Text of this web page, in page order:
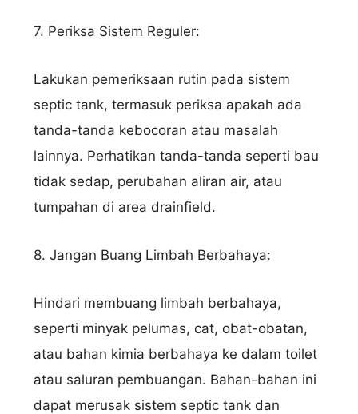
7. Periksa Sistem Reguler:
Lakukan pemeriksaan rutin pada sistem
septic tank, termasuk periksa apakah ada
tanda-tanda kebocoran atau masalah
lainnya. Perhatikan tanda-tanda seperti bau
tidak sedap, perubahan aliran air, atau
tumpahan di area drainfield.
8. Jangan Buang Limbah Berbahaya:
Hindari membuang limbah berbahaya,
seperti minyak pelumas, cat, obat-obatan,
atau bahan kimia berbahaya ke dalam toilet
atau saluran pembuangan. Bahan-bahan ini
dapat merusak sistem septic tank dan